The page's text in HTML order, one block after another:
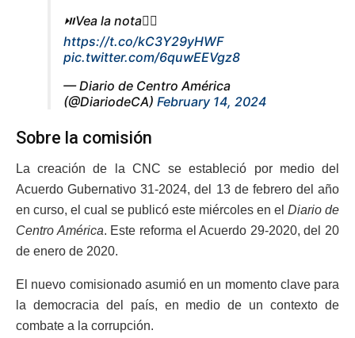
⏯️Vea la nota👇🏻
https://t.co/kC3Y29yHWF
pic.twitter.com/6quwEEVgz8
— Diario de Centro América
(@DiariodeCA) February 14, 2024
Sobre la comisión
La creación de la CNC se estableció por medio del
Acuerdo Gubernativo 31-2024, del 13 de febrero del año
en curso, el cual se publicó este miércoles en el Diario de
Centro América. Este reforma el Acuerdo 29-2020, del 20
de enero de 2020.
El nuevo comisionado asumió en un momento clave para
la democracia del país, en medio de un contexto de
combate a la corrupción.